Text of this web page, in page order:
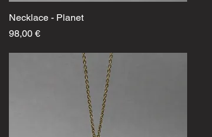
Schnellansicht
Necklace - Planet
Preis
98,00 €